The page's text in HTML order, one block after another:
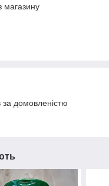
магазину
домовленістю